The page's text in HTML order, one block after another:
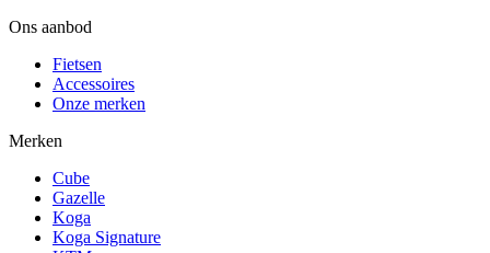
Ons aanbod
Fietsen
Accessoires
Onze merken
Merken
Cube
Gazelle
Koga
Koga Signature